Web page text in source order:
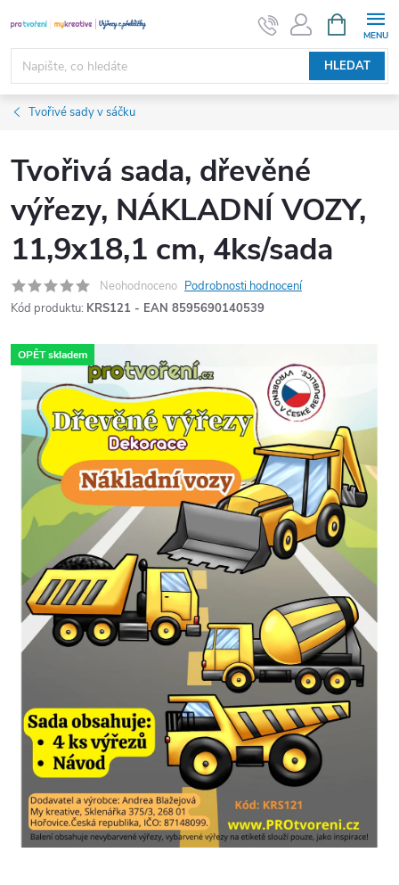
na
obsah
HLEDAT
NÁKUPNÍ
KOŠÍK
Tvořivé sady v sáčku
Tvořivá sada, dřevěné
výřezy, NÁKLADNÍ VOZY,
11,9x18,1 cm, 4ks/sada
Neohodnoceno Podrobnosti hodnocení
Kód produktu: KRS121 - EAN 8595690140539
OPĚT skladem